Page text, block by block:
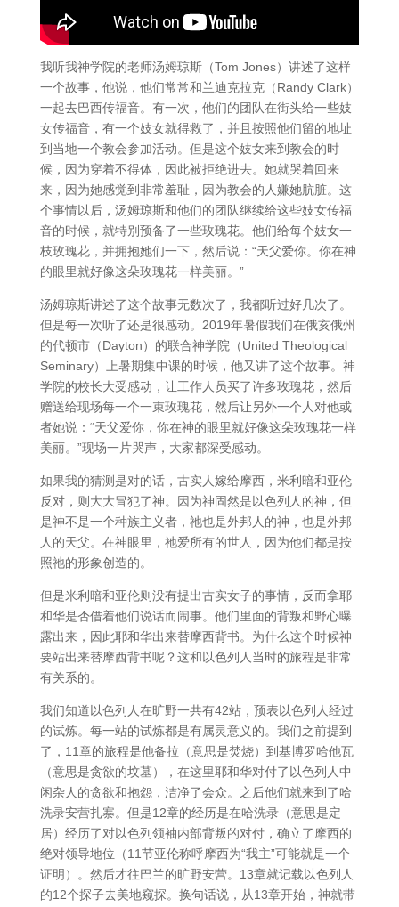
我听我神学院的老师汤姆琼斯（Tom Jones）讲述了这样
一个故事，他说，他们常常和兰迪克拉克（Randy Clark）
一起去巴西传福音。有一次，他们的团队在街头给一些妓
女传福音，有一个妓女就得救了，并且按照他们留的地址
到当地一个教会参加活动。但是这个妓女来到教会的时
候，因为穿着不得体，因此被拒绝进去。她就哭着回来
来，因为她感觉到非常羞耻，因为教会的人嫌她肮脏。这
个事情以后，汤姆琼斯和他们的团队继续给这些妓女传福
音的时候，就特别预备了一些玫瑰花。他们给每个妓女一
枝玫瑰花，并拥抱她们一下，然后说：“天父爱你。你在神
的眼里就好像这朵玫瑰花一样美丽。”
汤姆琼斯讲述了这个故事无数次了，我都听过好几次了。
但是每一次听了还是很感动。2019年暑假我们在俄亥俄州
的代顿市（Dayton）的联合神学院（United Theological
Seminary）上暑期集中课的时候，他又讲了这个故事。神
学院的校长大受感动，让工作人员买了许多玫瑰花，然后
赠送给现场每一个一束玫瑰花，然后让另外一个人对他或
者她说：“天父爱你，你在神的眼里就好像这朵玫瑰花一样
美丽。”现场一片哭声，大家都深受感动。
如果我的猜测是对的话，古实人嫁给摩西，米利暗和亚伦
反对，则大大冒犯了神。因为神固然是以色列人的神，但
是神不是一个种族主义者，祂也是外邦人的神，也是外邦
人的天父。在神眼里，祂爱所有的世人，因为他们都是按
照祂的形象创造的。
但是米利暗和亚伦则没有提出古实女子的事情，反而拿耶
和华是否借着他们说话而闹事。他们里面的背叛和野心曝
露出来，因此耶和华出来替摩西背书。为什么这个时候神
要站出来替摩西背书呢？这和以色列人当时的旅程是非常
有关系的。
我们知道以色列人在旷野一共有42站，预表以色列人经过
的试炼。每一站的试炼都是有属灵意义的。我们之前提到
了，11章的旅程是他备拉（意思是焚烧）到基博罗哈他瓦
（意思是贪欲的坟墓），在这里耶和华对付了以色列人中
闲杂人的贪欲和抱怨，洁净了会众。之后他们就来到了哈
洗录安营扎寨。但是12章的经历是在哈洗录（意思是定
居）经历了对以色列领袖内部背叛的对付，确立了摩西的
绝对领导地位（11节亚伦称呼摩西为“我主”可能就是一个
证明）。然后才往巴兰的旷野安营。13章就记载以色列人
的12个探子去美地窥探。换句话说，从13章开始，神就带